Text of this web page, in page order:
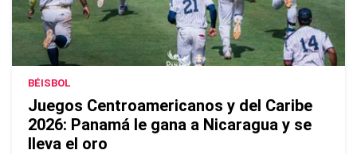
BÉISBOL
Juegos Centroamericanos y del Caribe
2026: Panamá le gana a Nicaragua y se
lleva el oro